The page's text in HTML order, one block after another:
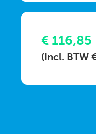
€ 116,85
(Incl. BTW